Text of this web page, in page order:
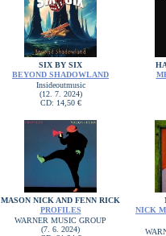
SIX BY SIX
BEYOND SHADOWLAND
Insideoutmusic
(12. 7. 2024)
CD: 14,50 €
MASON NICK AND FENN RICK
PROFILES
WARNER MUSIC GROUP
(7. 6. 2024)
NICK